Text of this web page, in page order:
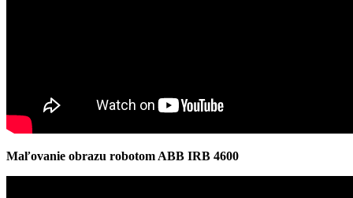
Maľovanie obrazu robotom ABB IRB 4600